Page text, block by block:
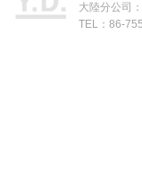
大陸分公司
TEL：86-